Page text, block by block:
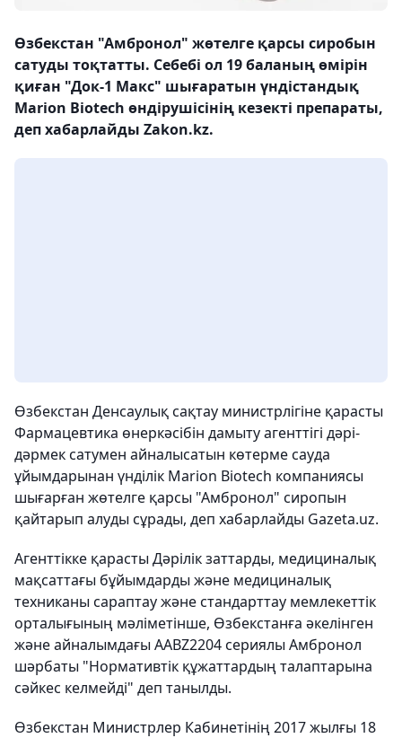
Өзбекстан "Амбронол" жөтелге қарсы сиробын
сатуды тоқтатты. Себебі ол 19 баланың өмірін
қиған "Док-1 Mакс" шығаратын үндістандық
Marion Biotech өндірушісінің кезекті препараты,
деп хабарлайды Zakon.kz.
Өзбекстан Денсаулық сақтау министрлігіне қарасты
Фармацевтика өнеркәсібін дамыту агенттігі дәрі-
дәрмек сатумен айналысатын көтерме сауда
ұйымдарынан үнділік Marion Biotech компаниясы
шығарған жөтелге қарсы "Амбронол" сиропын
қайтарып алуды сұрады, деп хабарлайды Gazeta.uz.
Агенттікке қарасты Дәрілік заттарды, медициналық
мақсаттағы бұйымдарды және медициналық
техниканы сараптау және стандарттау мемлекеттік
орталығының мәліметінше, Өзбекстанға әкелінген
және айналымдағы AABZ2204 сериялы Амбронол
шәрбаты "Нормативтік құжаттардың талаптарына
сәйкес келмейді" деп танылды.
Өзбекстан Министрлер Кабинетінің 2017 жылғы 18